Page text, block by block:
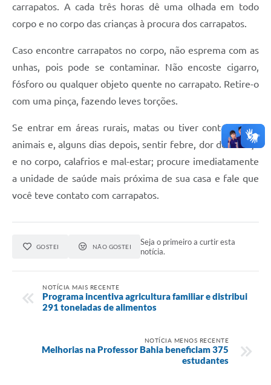
carrapatos. A cada três horas dê uma olhada em todo
corpo e no corpo das crianças à procura dos carrapatos.
Caso encontre carrapatos no corpo, não esprema com as
unhas, pois pode se contaminar. Não encoste cigarro,
fósforo ou qualquer objeto quente no carrapato. Retire-o
com uma pinça, fazendo leves torções.
Se entrar em áreas rurais, matas ou tiver contado com
animais e, alguns dias depois, sentir febre, dor de cabeça
e no corpo, calafrios e mal-estar; procure imediatamente
a unidade de saúde mais próxima de sua casa e fale que
você teve contato com carrapatos.
GOSTEI NÃO GOSTEI
Seja o primeiro a curtir esta
notícia.
NOTÍCIA MAIS RECENTE
Programa incentiva agricultura familiar e distribui
291 toneladas de alimentos
NOTÍCIA MENOS RECENTE
Melhorias na Professor Bahia beneficiam 375
estudantes